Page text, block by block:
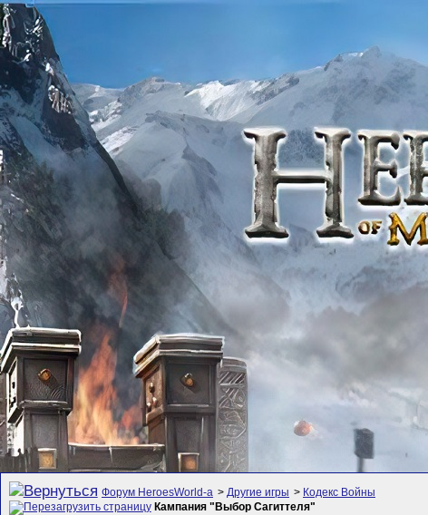
Форум HeroesWorld-а > Другие игры > Кодекс Войны
Кампания "Выбор Сагиттеля"